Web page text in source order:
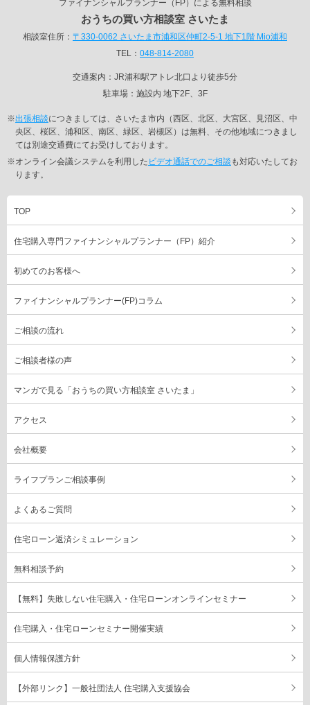
ファイナンシャルプランナー（FP）による無料相談
おうちの買い方相談室 さいたま
相談室住所： 〒330-0062 さいたま市浦和区仲町2-5-1 地下1階 Mio浦和
TEL： 048-814-2080
交通案内：JR浦和駅アトレ北口より徒歩5分
駐車場：施設内 地下2F、3F
※出張相談につきましては、さいたま市内（西区、北区、大宮区、見沼区、中
央区、桜区、浦和区、南区、緑区、岩槻区）は無料、その他地域につきまし
ては別途交通費にてお受けしております。
※オンライン会議システムを利用した ビデオ通話でのご相談 も対応いたしてお
ります。
TOP
住宅購入専門ファイナンシャルプランナー（FP）紹介
初めてのお客様へ
ファイナンシャルプランナー(FP)コラム
ご相談の流れ
ご相談者様の声
マンガで見る「おうちの買い方相談室 さいたま」
アクセス
会社概要
ライフプランご相談事例
よくあるご質問
住宅ローン返済シミュレーション
無料相談予約
【無料】失敗しない住宅購入・住宅ローンオンラインセミナー
住宅購入・住宅ローンセミナー開催実績
個人情報保護方針
【外部リンク】一般社団法人 住宅購入支援協会